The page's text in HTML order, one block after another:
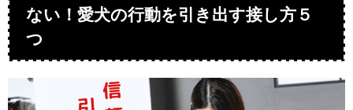
ない！愛犬の行動を引き出す接し方５
つ